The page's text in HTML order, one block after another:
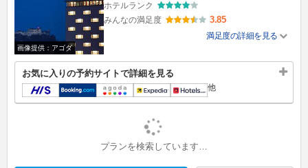
画像提供：アゴダ
ホテルランク
みんなの満足度
3.85
満足度の詳細を見る
お気に入りの予約サイトで詳細を見る
他
プランを検索しています…